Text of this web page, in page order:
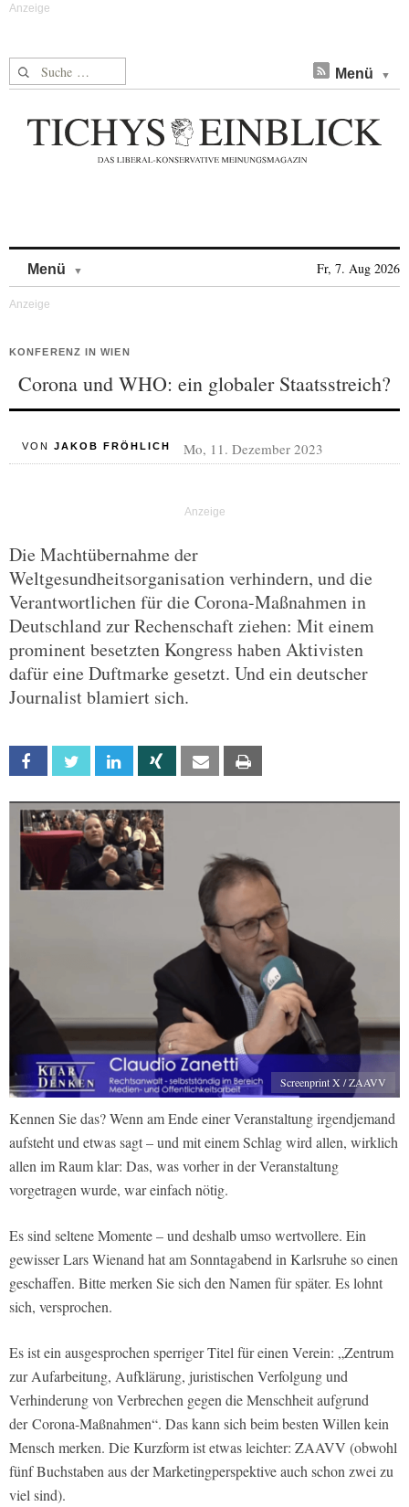
Suche nach: Menü
Menü Fr, 7. Aug 2026
KONFERENZ IN WIEN
Corona und WHO: ein globaler Staatsstreich?
VON JAKOB FRÖHLICH Mo, 11. Dezember 2023
Die Machtübernahme der
Weltgesundheitsorganisation verhindern, und die
Verantwortlichen für die Corona-Maßnahmen in
Deutschland zur Rechenschaft ziehen: Mit einem
prominent besetzten Kongress haben Aktivisten
dafür eine Duftmarke gesetzt. Und ein deutscher
Journalist blamiert sich.
Facebook Twitter Linkedin Xing Email
Screenprint X / ZAAVV
Kennen Sie das? Wenn am Ende einer Veranstaltung irgendjemand
aufsteht und etwas sagt – und mit einem Schlag wird allen, wirklich
allen im Raum klar: Das, was vorher in der Veranstaltung
vorgetragen wurde, war einfach nötig.
Es sind seltene Momente – und deshalb umso wertvollere. Ein
gewisser Lars Wienand hat am Sonntagabend in Karlsruhe so einen
geschaffen. Bitte merken Sie sich den Namen für später. Es lohnt
sich, versprochen.
Es ist ein ausgesprochen sperriger Titel für einen Verein: „Zentrum
zur Aufarbeitung, Aufklärung, juristischen Verfolgung und
Verhinderung von Verbrechen gegen die Menschheit aufgrund
der Corona-Maßnahmen“. Das kann sich beim besten Willen kein
Mensch merken. Die Kurzform ist etwas leichter: ZAAVV (obwohl
fünf Buchstaben aus der Marketingperspektive auch schon zwei zu
viel sind).